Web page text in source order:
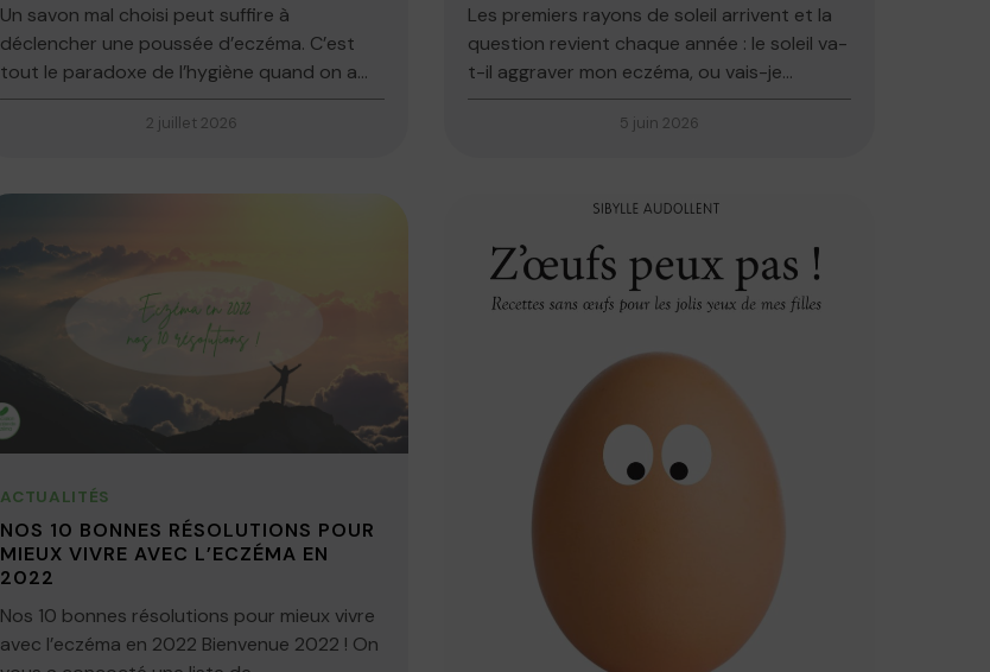
Un savon mal choisi peut suffire à
déclencher une poussée d’eczéma. C’est
tout le paradoxe de l’hygiène quand on a...
2 juillet 2026
Les premiers rayons de soleil arrivent et la
question revient chaque année : le soleil va-
t-il aggraver mon eczéma, ou vais-je...
5 juin 2026
ACTUALITÉS
NOS 10 BONNES RÉSOLUTIONS POUR
MIEUX VIVRE AVEC L’ECZÉMA EN
2022
Nos 10 bonnes résolutions pour mieux vivre
avec l’eczéma en 2022 Bienvenue 2022 ! On